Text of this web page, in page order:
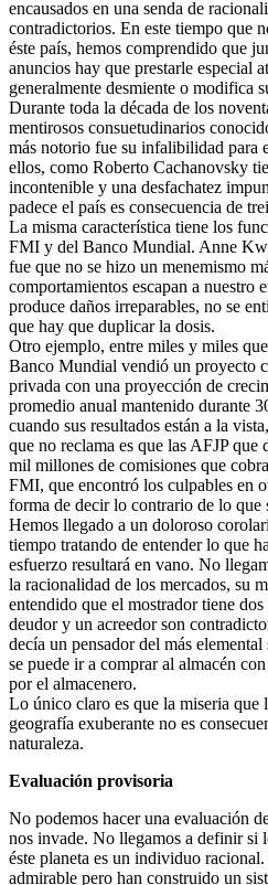
encausados en una senda de
contradictorios. En este tiempo que
éste país, hemos comprendido que
anuncios hay que prestarle especial
generalmente desmiente o modifica
Durante toda la década de los
mentirosos consuetudinarios
más notorio fue su infalibilidad para
ellos, como Roberto Cachanovsky
incontenible y una desfachatez
padece el país es consecuencia de
La misma característica tiene los
FMI y del Banco Mundial. Anne
fue que no se hizo un menemismo
comportamientos escapan a nuestro
produce daños irreparables, no se
que hay que duplicar la dosis.
Otro ejemplo, entre miles y miles
Banco Mundial vendió un proyecto
privada con una proyección de
promedio anual mantenido durante
cuando sus resultados están a la
que no reclama es que las AFJP
mil millones de comisiones que
FMI, que encontró los culpables en
forma de decir lo contrario de lo que
Hemos llegado a un doloroso
tiempo tratando de entender lo que
esfuerzo resultará en vano. No
la racionalidad de los mercados, su
entendido que el mostrador tiene
deudor y un acreedor son
decía un pensador del más
se puede ir a comprar al almacén
por el almacenero.
Lo único claro es que la miseria que
geografía exuberante no es
naturaleza.
Evaluación provisoria
No podemos hacer una evaluación
nos invade. No llegamos a definir si
éste planeta es un individuo
admirable pero han construido un